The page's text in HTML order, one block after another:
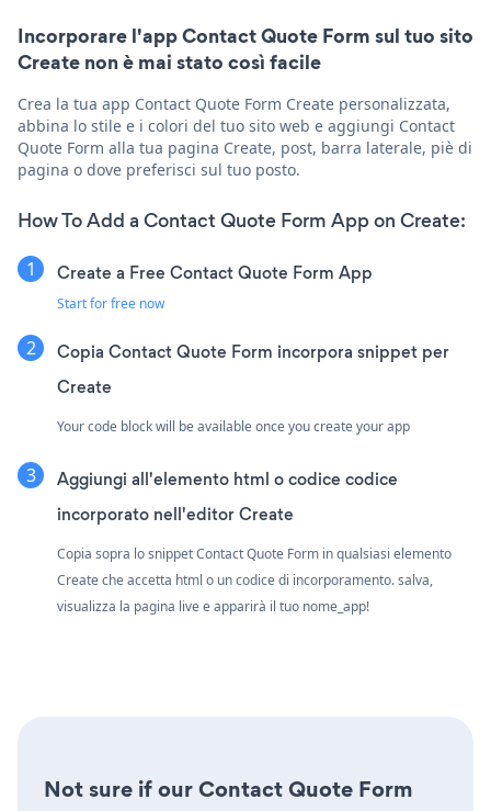
Incorporare l'app Contact Quote Form sul tuo sito
Create non è mai stato così facile
Crea la tua app Contact Quote Form Create personalizzata,
abbina lo stile e i colori del tuo sito web e aggiungi Contact
Quote Form alla tua pagina Create, post, barra laterale, piè di
pagina o dove preferisci sul tuo posto.
How To Add a Contact Quote Form App on Create:
Create a Free Contact Quote Form App
Start for free now
Copia Contact Quote Form incorpora snippet per
Create
Your code block will be available once you create your app
Aggiungi all'elemento html o codice codice
incorporato nell'editor Create
Copia sopra lo snippet Contact Quote Form in qualsiasi elemento
Create che accetta html o un codice di incorporamento. salva,
visualizza la pagina live e apparirà il tuo nome_app!
Not sure if our Contact Quote Form